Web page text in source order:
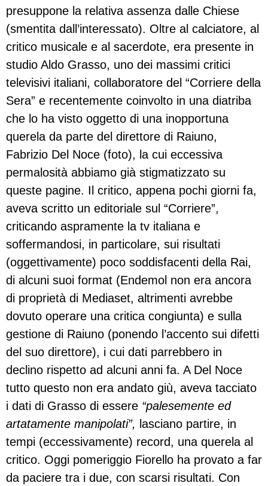
presuppone la relativa assenza dalle Chiese
(smentita dall’interessato). Oltre al calciatore, al
critico musicale e al sacerdote, era presente in
studio Aldo Grasso, uno dei massimi critici
televisivi italiani, collaboratore del “Corriere della
Sera” e recentemente coinvolto in una diatriba
che lo ha visto oggetto di una inopportuna
querela da parte del direttore di Raiuno,
Fabrizio Del Noce (foto), la cui eccessiva
permalosità abbiamo già stigmatizzato su
queste pagine. Il critico, appena pochi giorni fa,
aveva scritto un editoriale sul “Corriere”,
criticando aspramente la tv italiana e
soffermandosi, in particolare, sui risultati
(oggettivamente) poco soddisfacenti della Rai,
di alcuni suoi format (Endemol non era ancora
di proprietà di Mediaset, altrimenti avrebbe
dovuto operare una critica congiunta) e sulla
gestione di Raiuno (ponendo l’accento sui difetti
del suo direttore), i cui dati parrebbero in
declino rispetto ad alcuni anni fa. A Del Noce
tutto questo non era andato giù, aveva tacciato
i dati di Grasso di essere “palesemente ed
artatamente manipolati”, lasciano partire, in
tempi (eccessivamente) record, una querela al
critico. Oggi pomeriggio Fiorello ha provato a far
da paciere tra i due, con scarsi risultati. Con